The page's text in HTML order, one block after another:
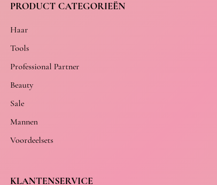
PRODUCT CATEGORIEËN
Haar
Tools
Professional Partner
Beauty
Sale
Mannen
Voordeelsets
KLANTENSERVICE